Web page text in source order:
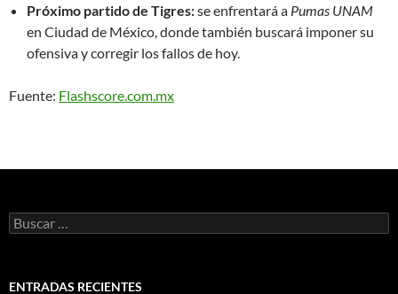
Próximo partido de Tigres:se enfrentará a Pumas UNAM
en Ciudad de México, donde también buscará imponer su
ofensiva y corregir los fallos de hoy.
Fuente: Flashscore.com.mx
Buscar:
ENTRADAS RECIENTES